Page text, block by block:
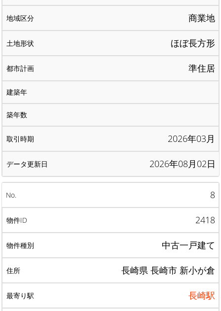
商業地
ほぼ長方形
準住居
2026年03月
2026年08月02日
8
2418
中古一戸建て
長崎県 長崎市 新小が倉
長崎駅